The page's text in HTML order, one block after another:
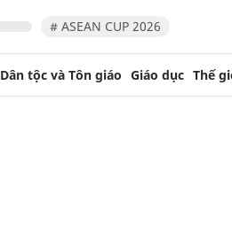
# ASEAN CUP 2026
Dân tộc và Tôn giáo Giáo dục Thế